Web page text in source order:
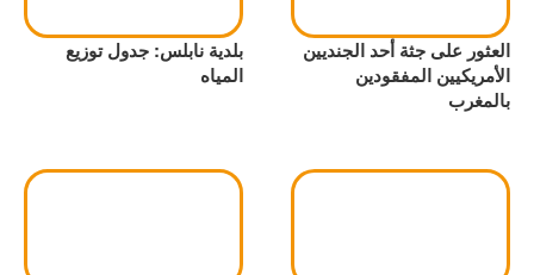
العثور على جثة أحد الجنديين
الأمريكيين المفقودين
بالمغرب
بلدية نابلس: جدول توزيع
المياه